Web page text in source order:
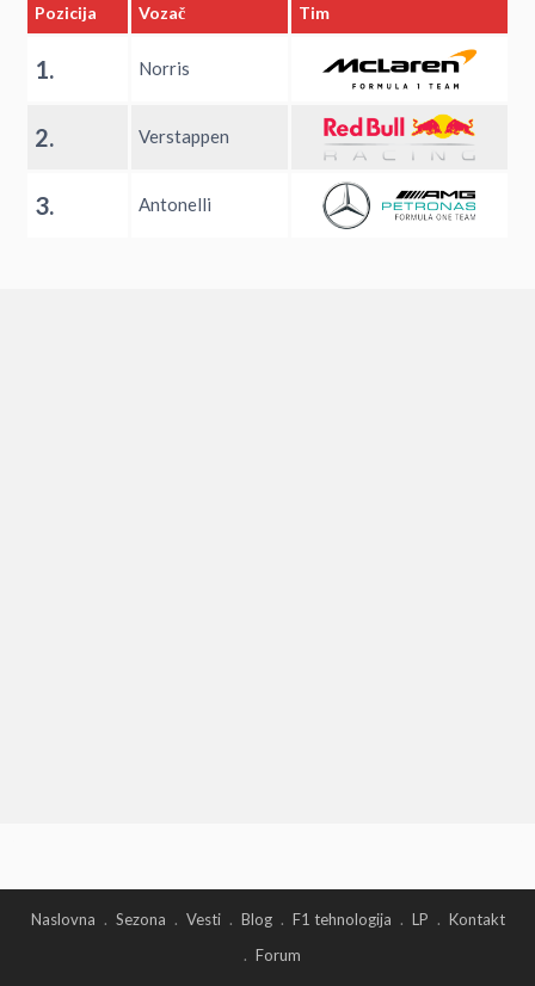
Pozicija Vozač Tim
1. Norris
2. Verstappen
3. Antonelli
Naslovna Sezona Vesti Blog F1 tehnologija LP
Kontakt
Forum